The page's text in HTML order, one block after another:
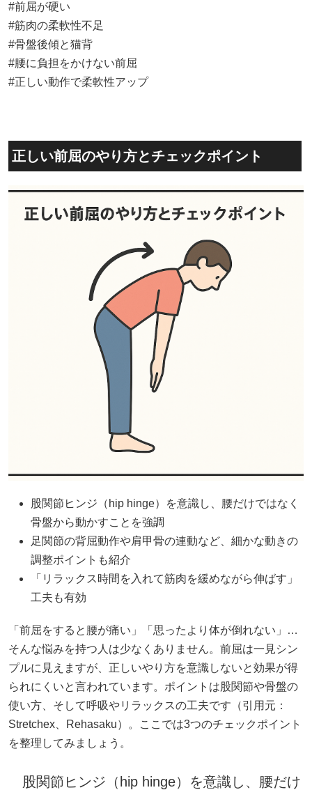
#前屈が硬い
#筋肉の柔軟性不足
#骨盤後傾と猫背
#腰に負担をかけない前屈
#正しい動作で柔軟性アップ
正しい前屈のやり方とチェックポイント
股関節ヒンジ（hip hinge）を意識し、腰だけではなく
骨盤から動かすことを強調
足関節の背屈動作や肩甲骨の連動など、細かな動きの
調整ポイントも紹介
「リラックス時間を入れて筋肉を緩めながら伸ばす」
工夫も有効
「前屈をすると腰が痛い」「思ったより体が倒れない」…
そんな悩みを持つ人は少なくありません。前屈は一見シン
プルに見えますが、正しいやり方を意識しないと効果が得
られにくいと言われています。ポイントは股関節や骨盤の
使い方、そして呼吸やリラックスの工夫です（引用元：
Stretchex 、Rehasaku）。ここでは3つのチェックポイント
を整理してみましょう。
股関節ヒンジ（hip hinge）を意識し、腰だけ